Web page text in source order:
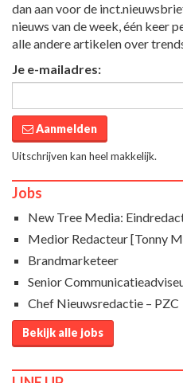
dan aan voor de
nieuws van de week, één keer
alle andere artikelen over
Je e-mailadres:
Aanmelden
Uitschrijven kan heel makkelijk.
Jobs
New Tree Media:
Medior Redacteur [Tonny
Brandmarketeer
Senior
Chef Nieuwsredactie – PZC
Bekijk alle jobs